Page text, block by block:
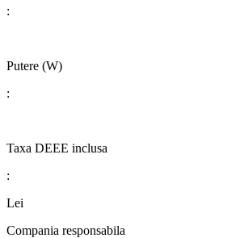
:
Putere (W)
:
Taxa DEEE inclusa
:
Lei
Compania responsabila